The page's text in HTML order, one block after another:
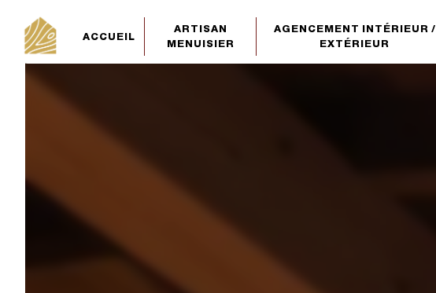
ACCUEIL
ARTISAN
MENUISIER
AGENCEMENT INTÉRIEUR /
EXTÉRIEUR